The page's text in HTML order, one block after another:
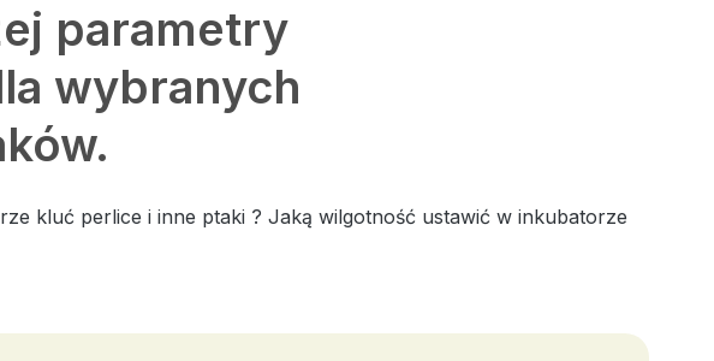
parametry
wybranych
kluć perlice i inne ptaki ? Jaką wilgotność ustawić w inkubatorze